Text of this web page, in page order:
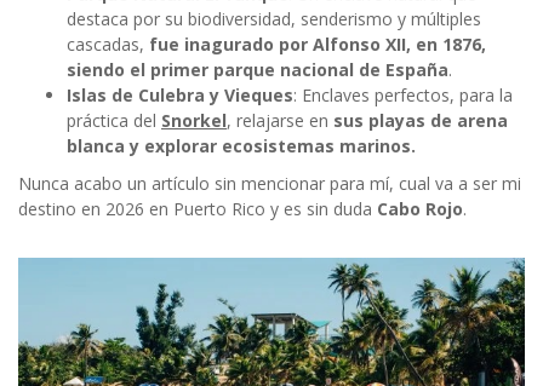
destaca por su biodiversidad, senderismo y múltiples
cascadas, fue inagurado por Alfonso XII, en 1876,
siendo el primer parque nacional de España.
Islas de Culebra y Vieques: Enclaves perfectos, para la
práctica del Snorkel, relajarse en sus playas de arena
blanca y explorar ecosistemas marinos.
Nunca acabo un artículo sin mencionar para mí, cual va a ser mi
destino en 2026 en Puerto Rico y es sin duda Cabo Rojo.